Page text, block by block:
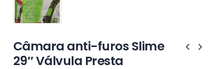
Câmara anti-furos Slime
29″ Válvula Presta